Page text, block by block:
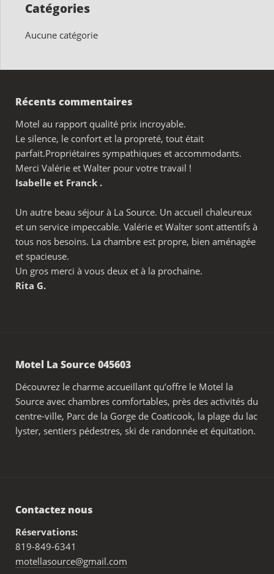
Catégories
Aucune catégorie
Récents commentaires
Motel au rapport qualité prix incroyable.
Le silence, le confort et la propreté, tout était
parfait.Propriétaires sympathiques et accommodants.
Merci Valérie et Walter pour votre travail !
Isabelle et Franck .
Un autre beau séjour à La Source. Un accueil chaleureux
et un service impeccable. Valérie et Walter sont attentifs à
tous nos besoins. La chambre est propre, bien aménagée
et spacieuse.
Un gros merci à vous deux et à la prochaine.
Rita G.
Motel La Source 045603
Découvrez le charme accueillant qu’offre le Motel la
Source avec chambres comfortables, près des activités du
centre-ville, Parc de la Gorge de Coaticook, la plage du lac
lyster, sentiers pédestres, ski de randonnée et équitation.
Contactez nous
Réservations:
819-849-6341
motellasource@gmail.com